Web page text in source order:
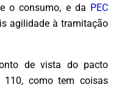
o consumo, e da PEC
agilidade à tramitação
de vista do pacto
110, como tem coisas